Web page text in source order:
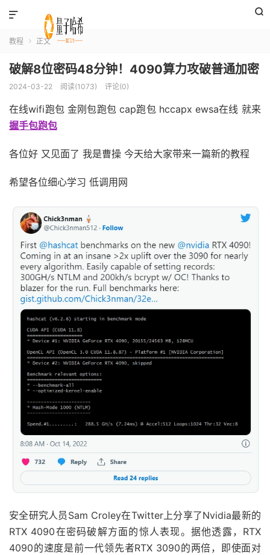


教程  正文
破解8位密码48分钟！4090算力攻破普通加密
2024-03-22 阅读(1073) 评论(0)
在线wifi跑包 金刚包跑包 cap跑包 hccapx ewsa在线 就来
握手包跑包
各位好 又见面了 我是曹操 今天给大家带来一篇新的教程
希望各位细心学习 低调用网
安全研究人员Sam Croley在Twitter上分享了Nvidia最新的
RTX 4090在密码破解方面的惊人表现。据他透露，RTX
4090的速度是前一代领先者RTX 3090的两倍，即使面对